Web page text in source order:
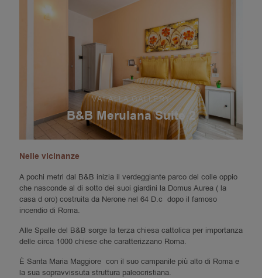
VAI ALLA GALLERY
B&B Merulana Suite 2
Nelle vicinanze
A pochi metri dal B&B inizia il verdeggiante parco del colle oppio
che nasconde al di sotto dei suoi giardini la Domus Aurea ( la
casa d oro) costruita da Nerone nel 64 D.c dopo il famoso
incendio di Roma.
Alle Spalle del B&B sorge la terza chiesa cattolica per importanza
delle circa 1000 chiese che caratterizzano Roma.
È Santa Maria Maggiore con il suo campanile più alto di Roma e
la sua sopravvissuta struttura paleocristiana.